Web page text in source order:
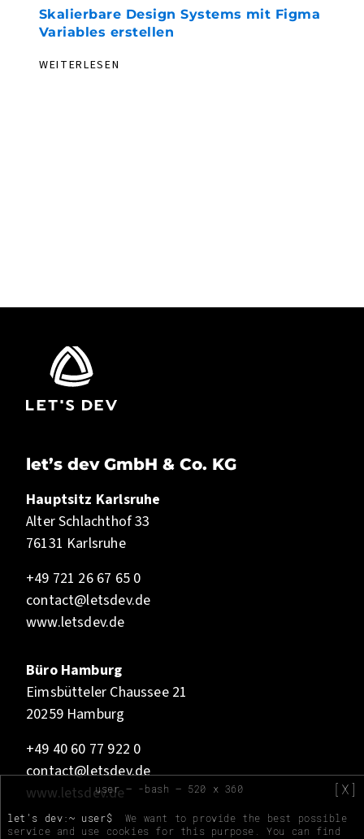
Skalierbare Design Systems mit Figma
Variables erstellen
WEITERLESEN
user — -bash — 520 x 360 [X]
let's dev:~ user$
We want to provide the best possible
service and use cookies for this purpose. You can find
let’s dev GmbH & Co. KG
Hauptsitz Karlsruhe
Alter Schlachthof 33
76131 Karlsruhe
+49 721 26 67 65 0
contact@letsdev.de
www.letsdev.de
Büro Hamburg
Eimsbütteler Chaussee 21
20259 Hamburg
+49 40 60 77 922 0
contact@letsdev.de
www.letsdev.de